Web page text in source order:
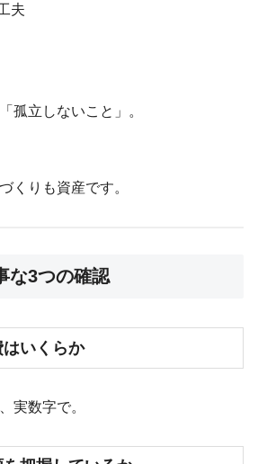
夫
孤立しないこと」。
くりも資産です。
な3つの確認
いくらか
実数字で。